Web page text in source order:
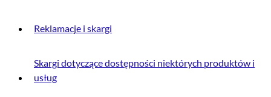
Reklamacje i skargi
Skargi dotyczące dostępności niektórych produktów i
usług